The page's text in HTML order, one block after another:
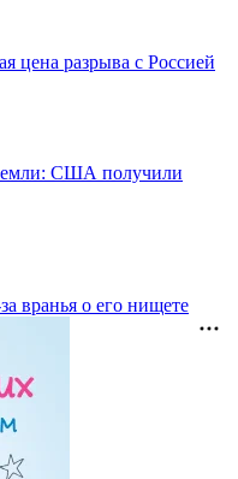
цена разрыва с Россией
США получили
вранья о его нищете